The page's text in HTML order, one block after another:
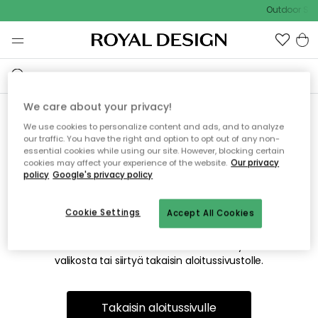
Outdoor
Emme valitettavasti löydä
etsimääsi sivua
Tämä voi johtua siitä, että sivua ei enää ole tai siitä, että se
on siirretty muualle. Pahoittelemme tästä mahdollisesti
valikosta tai siirtyä takaisin aloitussivustolle.
Takaisin aloitussivulle
We care about your privacy!
We use cookies to personalize content and ads, and to analyze
our traffic. You have the right and option to opt out of any non-
essential cookies while using our site. However, blocking certain
cookies may affect your experience of the website. Our privacy
policy Google's privacy policy
Accept All Cookies
Cookie Settings